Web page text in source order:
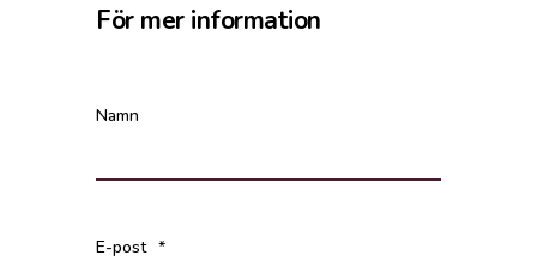
För mer information
Namn
E-post *